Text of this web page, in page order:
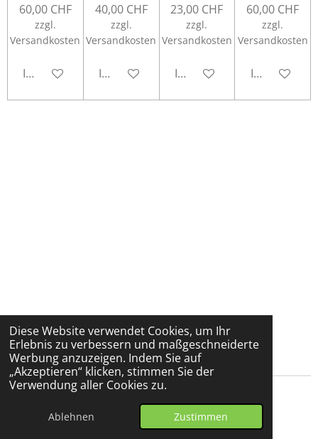
Diese Website verwendet Cookies, um Ihr
Erlebnis zu verbessern und maßgeschneiderte
Werbung anzuzeigen. Indem Sie auf
„Akzeptieren“ klicken, stimmen Sie der
Verwendung aller Cookies zu.
Ablehnen Zustimmen
60,00 CHF
zzgl.
Versandkosten
In den Warenkorb
40,00 CHF
zzgl.
Versandkosten
In den Warenkorb
23,00 CHF
zzgl.
Versandkosten
In den Warenkorb
60,00 CHF
zzgl.
Versandkosten
In den
Mit Unterstützung von